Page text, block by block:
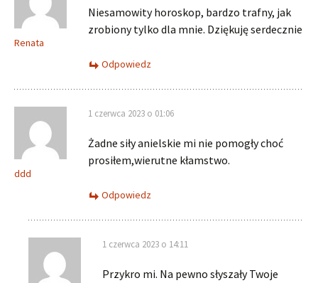
Renata
Niesamowity horoskop, bardzo trafny, jak
zrobiony tylko dla mnie. Dziękuję serdecznie
Odpowiedz
ddd
1 czerwca 2023 o 01:06
Żadne siły anielskie mi nie pomogły choć
prosiłem,wierutne kłamstwo.
Odpowiedz
1 czerwca 2023 o 14:11
Przykro mi. Na pewno słyszały Twoje